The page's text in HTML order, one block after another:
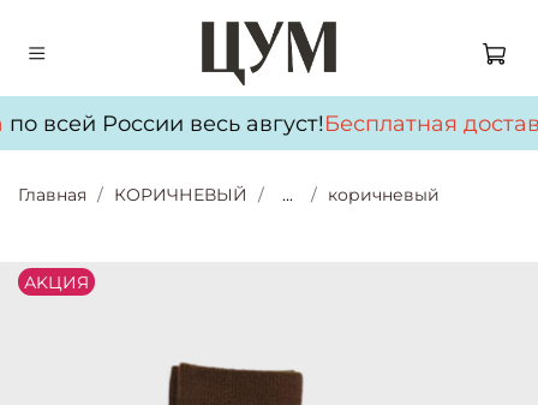
всей России весь август!Бесплатная
Главная КОРИЧНЕВЫЙ ... коричневый
АKЦИЯ